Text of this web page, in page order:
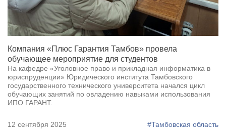
Компания «Плюс Гарантия Тамбов» провела
обучающее мероприятие для студентов
На кафедре «Уголовное право и прикладная информатика в
юриспруденции» Юридического института Тамбовского
государственного технического университета начался цикл
обучающих занятий по овладению навыками использования
ИПО ГАРАНТ.
12 сентября 2025 #Тамбовская область